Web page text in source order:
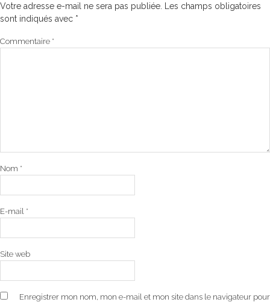
Votre adresse e-mail ne sera pas publiée.
Les champs obligatoires
sont indiqués avec *
Commentaire *
Nom *
E-mail *
Site web
Enregistrer mon nom, mon e-mail et mon site dans le navigateur pour